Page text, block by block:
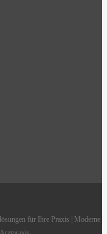
für Ihre Praxis | Moderne